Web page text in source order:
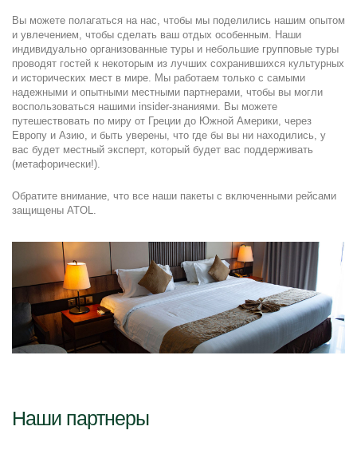
Вы можете полагаться на нас, чтобы мы поделились нашим опытом
и увлечением, чтобы сделать ваш отдых особенным. Наши
индивидуально организованные туры и небольшие групповые туры
проводят гостей к некоторым из лучших сохранившихся культурных
и исторических мест в мире. Мы работаем только с самыми
надежными и опытными местными партнерами, чтобы вы могли
воспользоваться нашими insider-знаниями. Вы можете
путешествовать по миру от Греции до Южной Америки, через
Европу и Азию, и быть уверены, что где бы вы ни находились, у
вас будет местный эксперт, который будет вас поддерживать
(метафорически!).
Обратите внимание, что все наши пакеты с включенными рейсами
защищены ATOL.
Наши партнеры